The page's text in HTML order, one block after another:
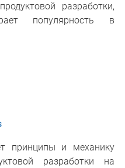
разработки,
популярность в
принципы и механику
разработки на